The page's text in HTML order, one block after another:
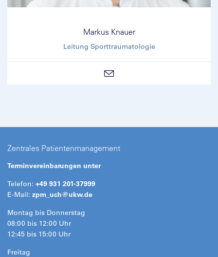
Markus Knauer
Leitung Sporttraumatologie
Zentrales Patientenmanagement
Terminvereinbarungen unter
Telefon: +49 931 201-37999
E-Mail: zpm_uch@ukw.de
Montag bis Donnerstag
08:00 bis 12:00 Uhr
12:45 bis 15:00 Uhr
Freitag